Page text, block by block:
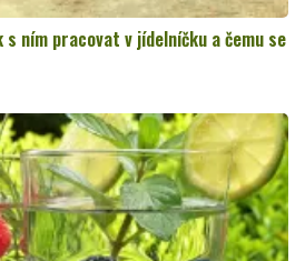
ním pracovat v jídelníčku a čemu se